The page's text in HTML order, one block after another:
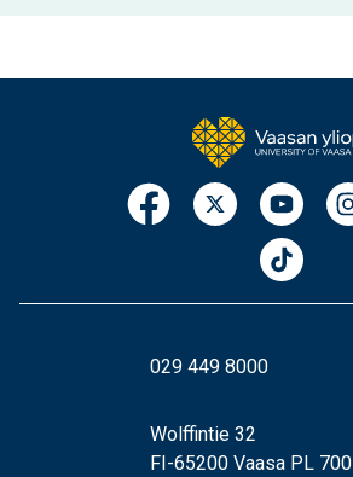
029 449 8000
Wolffintie 32
FI-65200 Vaasa PL 700